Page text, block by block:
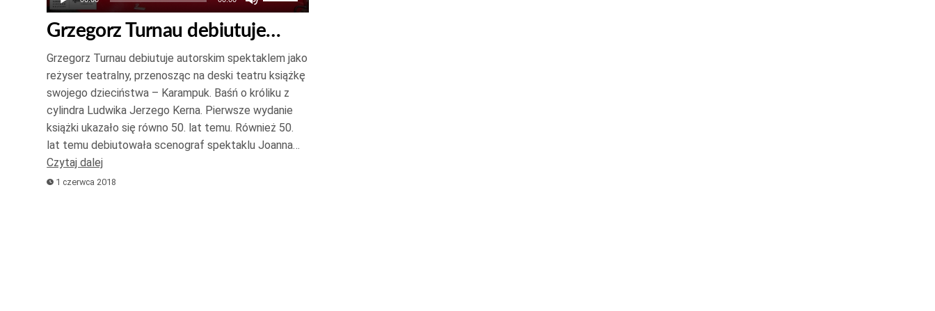
strzałek
do
góry
oraz
do
dołu
aby
zwiększyć
Grzegorz Turnau debiutuje…
Grzegorz Turnau debiutuje autorskim spektaklem jako
reżyser teatralny, przenosząc na deski teatru książkę
swojego dzieciństwa – Karampuk. Baśń o króliku z
cylindra Ludwika Jerzego Kerna. Pierwsze wydanie
książki ukazało się równo 50. lat temu. Również 50.
lat temu debiutowała scenograf spektaklu Joanna…
Czytaj dalej
1 czerwca 2018